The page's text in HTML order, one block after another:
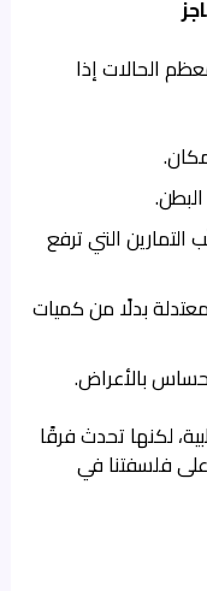
الحالات إذا
التي ترفع
بدلًا من كميات
بالأعراض.
لكنها تحدث فرقًا
على فلسفتنا في